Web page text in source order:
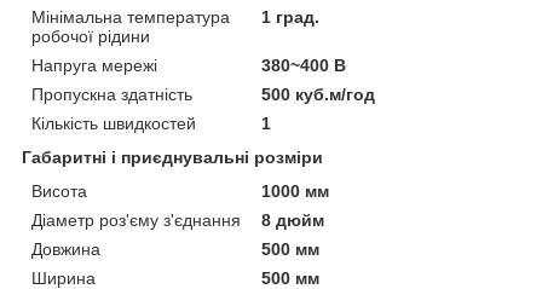
Мінімальна температура
робочої рідини
1 град.
Напруга мережі
380~400 В
Пропускна здатність
500 куб.м/год
Кількість швидкостей
1
Габаритні і приєднувальні розміри
Висота
1000 мм
Діаметр роз'єму з'єднання
8 дюйм
Довжина
500 мм
Ширина
500 мм